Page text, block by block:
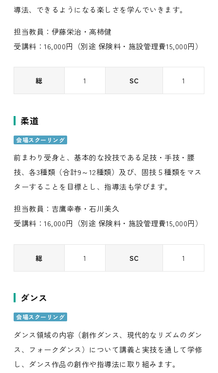
導法、できるようになる楽しさを学んでいきます。
担当教員：伊藤栄治・高柿健
受講料：16,000円（別途 保険料・施設管理費15,000円）
総 1 SC 1
柔道
会場スクーリング
前まわり受身と、基本的な投技である足技・手技・腰
技、各3種類（合計9～12種類）及び、固技５種類をマス
ターすることを目標とし、指導法も学びます。
担当教員：吉鷹幸春・石川美久
受講料：16,000円（別途 保険料・施設管理費15,000円）
総 1 SC 1
ダンス
会場スクーリング
ダンス領域の内容（創作ダンス、現代的なリズムのダン
ス、フォークダンス）について講義と実技を通して学修
し、ダンス作品の創作や指導法に取り組みます。